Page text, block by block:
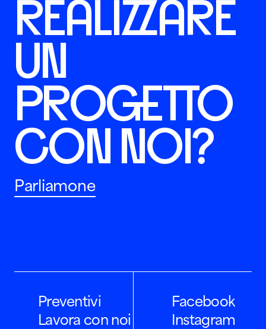
REALIZZARE
UN
PROGETTO
CON NOI?
Parliamone
Preventivi
Lavora con noi
Facebook
Instagram